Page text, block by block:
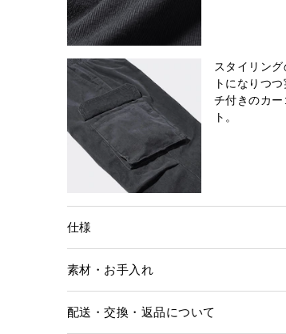
スタイリン
トになりつ
チ付きのカー
ト。
仕様
素材・お手入れ
配送・交換・返品について